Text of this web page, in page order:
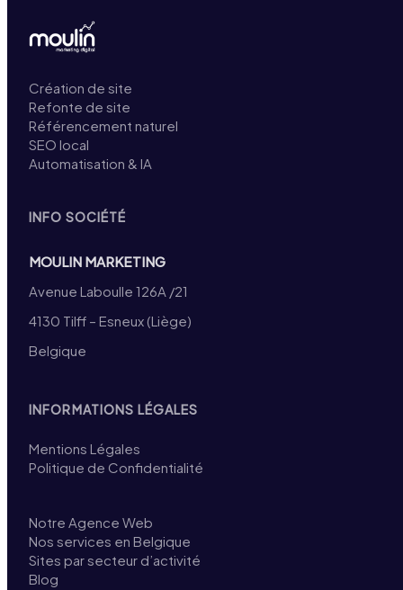
Création de site
Refonte de site
Référencement naturel
SEO local
Automatisation & IA
INFO SOCIÉTÉ
MOULIN MARKETING
Avenue Laboulle 126A /21
4130 Tilff – Esneux (Liège)
Belgique
INFORMATIONS LÉGALES
Mentions Légales
Politique de Confidentialité
Notre Agence Web
Nos services en Belgique
Sites par secteur d’activité
Blog